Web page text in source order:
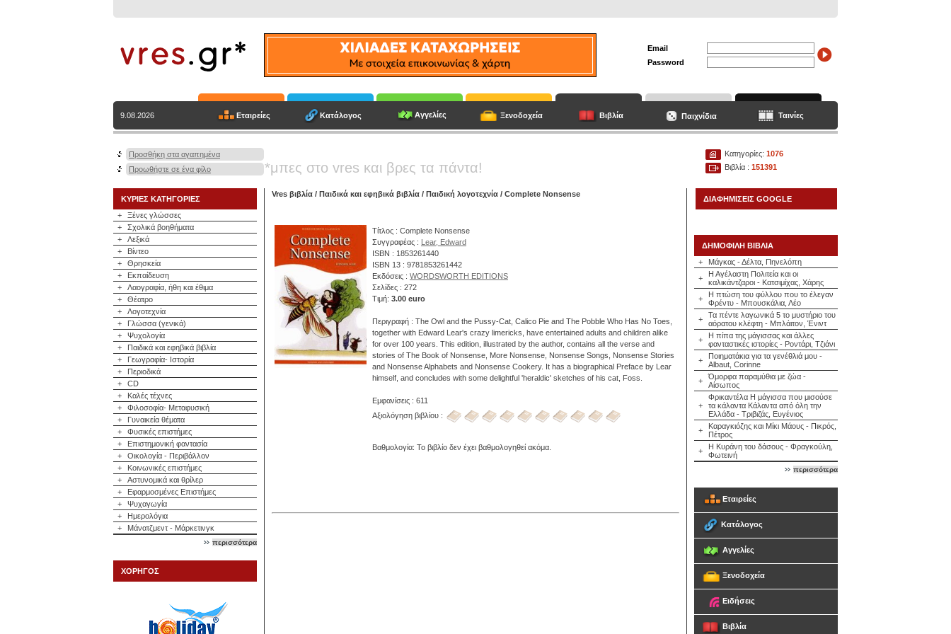
Email
Password
9.08.2026 Εταιρείες Κατάλογος Αγγελίες Ξενοδοχεία Βιβλία Παιχνίδια Ταινίες
Προσθήκη στα αγαπημένα
Προωθήστε σε ένα φίλο
*μπες στο vres και βρες τα πάντα!
Κατηγορίες: 1076
Βιβλία : 151391
ΚΥΡΙΕΣ ΚΑΤΗΓΟΡΙΕΣ
+
Ξένες γλώσσες
+
Σχολικά βοηθήματα
+
Λεξικά
+
Βίντεο
+
Θρησκεία
+
Εκπαίδευση
+
Λαογραφία, ήθη και έθιμα
+
Θέατρο
+
Λογοτεχνία
+
Γλώσσα (γενικά)
+
Ψυχολογία
+
Παιδικά και εφηβικά βιβλία
+
Γεωγραφία- Ιστορία
+
Περιοδικά
+
CD
+
Καλές τέχνες
+
Φιλοσοφία- Μεταφυσική
+
Γυναικεία θέματα
+
Φυσικές επιστήμες
+
Επιστημονική φαντασία
+
Οικολογία - Περιβάλλον
+
Κοινωνικές επιστήμες
+
Αστυνομικά και θρίλερ
+
Εφαρμοσμένες Επιστήμες
+
Ψυχαγωγία
+
Ημερολόγια
+
Μάνατζμεντ - Μάρκετινγκ
περισσότερα
ΧΟΡΗΓΟΣ
Vres βιβλία / Παιδικά και εφηβικά βιβλία / Παιδική λογοτεχνία / Complete Nonsense
Τίτλος : Complete Nonsense
Συγγραφέας : Lear, Edward
ISBN : 1853261440
ISBN 13 : 9781853261442
Εκδόσεις : WORDSWORTH EDITIONS
Σελίδες : 272
Τιμή: 3.00 euro
Περιγραφή : The Owl and the Pussy-Cat, Calico Pie and The Pobble Who Has No Toes,
together with Edward Lear's crazy limericks, have entertained adults and children alike
for over 100 years. This edition, illustrated by the author, contains all the verse and
stories of The Book of Nonsense, More Nonsense, Nonsense Songs, Nonsense Stories
and Nonsense Alphabets and Nonsense Cookery. It has a biographical Preface by Lear
himself, and concludes with some delightful 'heraldic' sketches of his cat, Foss.
Εμφανίσεις : 611
Αξιολόγηση βιβλίου :
Βαθμολογία: Το βιβλίο δεν έχει βαθμολογηθεί ακόμα.
ΔΙΑΦΗΜΙΣΕΙΣ GOOGLE
ΔΗΜΟΦΙΛΗ ΒΙΒΛΙΑ
+
Μάγκας - Δέλτα, Πηνελόπη
+
Η Αγέλαστη Πολιτεία και οι
καλικάντζαροι - Κατσιμίχας, Χάρης
+
Η πτώση του φύλλου που το έλεγαν
Φρέντυ - Μπουσκάλια, Λέο
+
Τα πέντε λαγωνικά 5 το μυστήριο του
αόρατου κλέφτη - Μπλάιτον, Ένιντ
+
Η πίπα της μάγισσας και άλλες
φανταστικές ιστορίες - Ροντάρι, Τζιάνι
+
Ποιηματάκια για τα γενέθλιά μου -
Albaut, Corinne
+
Όμορφα παραμύθια με ζώα -
Αίσωπος
+
Φρικαντέλα Η μάγισσα που μισούσε
τα κάλαντα Κάλαντα από όλη την
Ελλάδα - Τριβιζάς, Ευγένιος
+
Καραγκιόζης και Μίκι Μάους - Πικρός,
Πέτρος
+
Η Κυράνη του δάσους - Φραγκούλη,
Φωτεινή
περισσότερα
Εταιρείες
Κατάλογος
Αγγελίες
Ξενοδοχεία
Ειδήσεις
Βιβλία